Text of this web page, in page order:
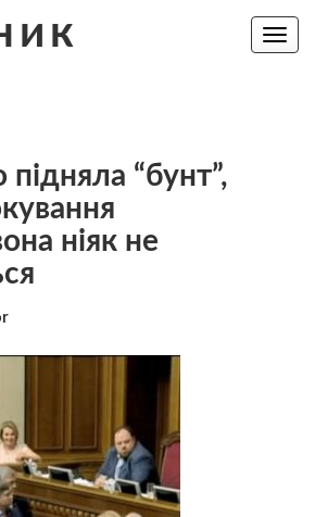
Toggle
підняла “бунт”,
ніяк не